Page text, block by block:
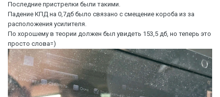
Последние пристрелки были такими.
Падение КПД на 0,7дб было связано с смещение короба из за
расположения усилителя.
По хорошему в теории должен был увидеть 153,5 дб, но теперь это
просто слова=)